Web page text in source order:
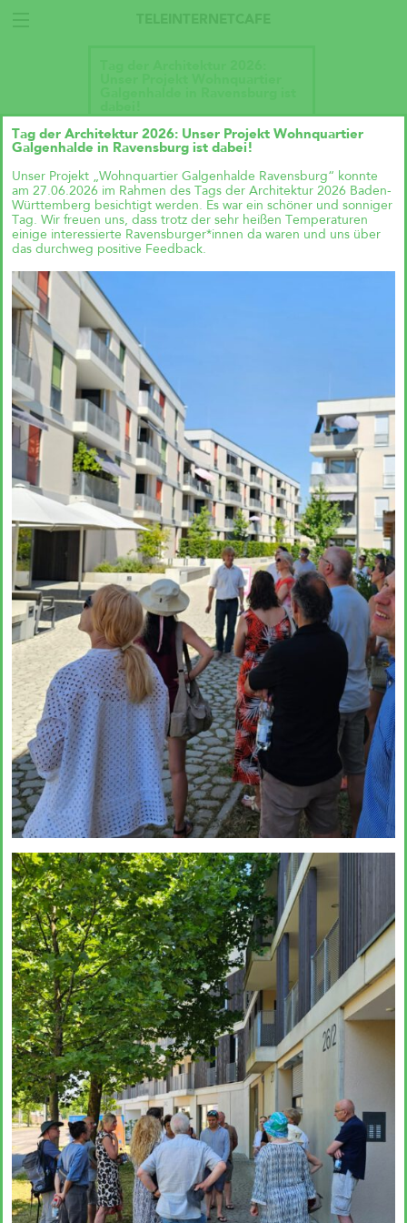
Talk im DAZ: „Wie geht
Wohnraumproduktion
einfach?“
Andreas Krauth diskutiert im Talk
„Wie geht Wohnraumproduktion
einfach?“ im Deutschen
Architekturzentrum (DAZ) am
28.05.2026 um 19 Uhr und stellt
als Input das
Genossenschaftsprojekt Das große
kleine Haus vor.
Richtfest für Das große kleine
Haus im Kreativquartier
München
Das große kleine Haus,
München (Objektplanung)
Zukunftsquartier Piek 17,
Bremen (1. Preis)
Tag der Architektur 2026: Unser Projekt Wohnquartier
Galgenhalde in Ravensburg ist dabei!
Unser Projekt „Wohnquartier Galgenhalde Ravensburg“ konnte
am 27.06.2026 im Rahmen des Tags der Architektur 2026 Baden-
Württemberg besichtigt werden. Es war ein schöner und sonniger
Tag. Wir freuen uns, dass trotz der sehr heißen Temperaturen
einige interessierte Ravensburger*innen da waren und uns über
das durchweg positive Feedback.